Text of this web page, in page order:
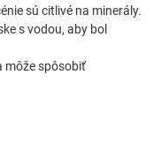
sú citlivé na minerály.
s vodou, aby bol
môže spôsobiť